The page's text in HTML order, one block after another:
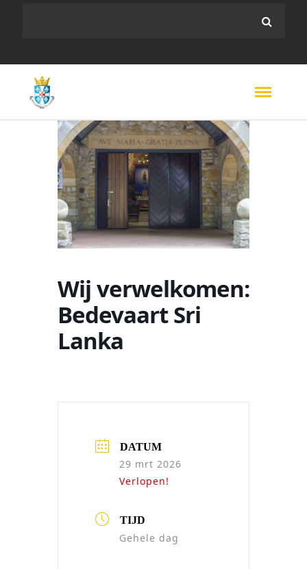
Wij verwelkomen:
Bedevaart Sri
Lanka
DATUM
29 mrt 2026
Verlopen!
TIJD
Gehele dag